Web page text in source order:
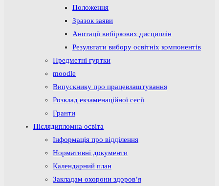
Положення
Зразок заяви
Анотації вибіркових дисциплін
Результати вибору освітніх компонентів
Предметні гуртки
moodle
Випускнику про працевлаштування
Розклад екзаменаційної сесії
Гранти
Післядипломна освіта
Інформація про відділення
Нормативні документи
Календарний план
Закладам охорони здоров’я